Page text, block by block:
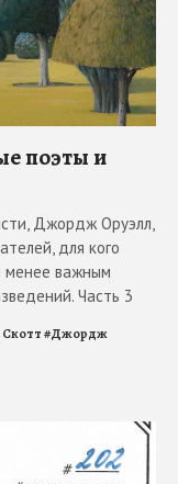
поэты и
Джордж Оруэлл,
для кого
менее важным
Часть 3
#Джордж